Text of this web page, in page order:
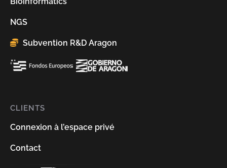
NGS
Subvention R&D Aragon
CLIENTS
Connexion à l’espace privé
Contact